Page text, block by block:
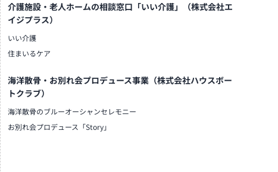
介護施設・老人ホームの相談窓口「いい介護」（株式会社エ
イジプラス）
いい介護
住まいるケア
海洋散骨・お別れ会プロデュース事業（株式会社ハウスボー
トクラブ）
海洋散骨のブルーオーシャンセレモニー
お別れ会プロデュース「Story」